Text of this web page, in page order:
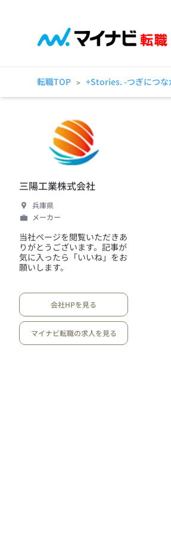
転職TOP > +Stories. -つぎにつな
三陽工業株式会社
兵庫県
メーカー
当社ページを閲覧いただきあ
りがとうございます。記事が
気に入ったら「いいね」をお
願いします。
会社HPを見る
マイナビ転職の求人を見る